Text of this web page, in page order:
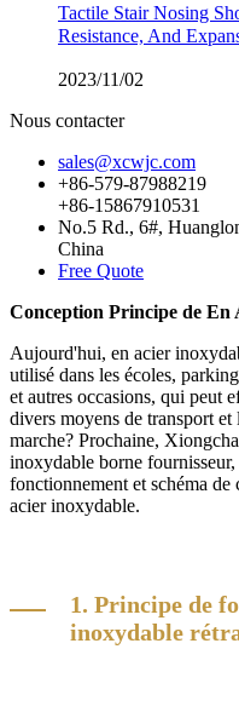
Tactile Stair Nosing
Resistance, And
2023/11/02
Nous contacter
sales@xcwjc.com
+86-579-87988219
+86-15867910531
No.5 Rd., 6#,
China
Free Quote
Conception Principe de
Aujourd'hui, en acier
utilisé dans les écoles,
et autres occasions, qui peut
divers moyens de transport
marche? Prochaine,
inoxydable borne
fonctionnement et schéma de
acier inoxydable.
1. Principe de
inoxydable